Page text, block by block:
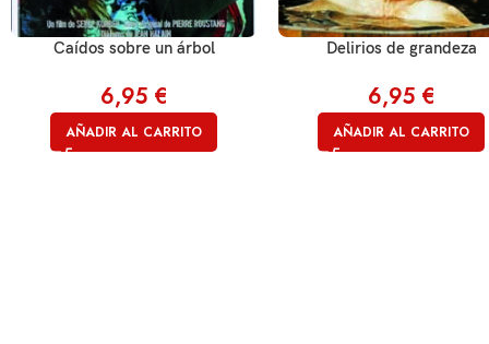
Caídos sobre un árbol
6,95 €
AÑADIR AL CARRITO
Delirios de grandeza
6,95 €
AÑADIR AL CARRITO